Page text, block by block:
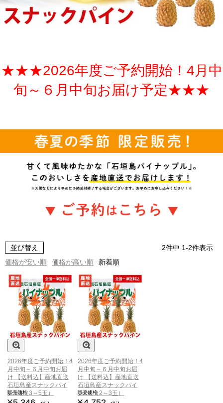
★★★2026年度ご予約開始！4月中
旬～６月中旬お届け予定★★★
並び替え
価格が安い順
価格が高い順 新着順
2件中 1-2件表示
2026年度ご予約開始！4
月中旬～６月中旬お届
け
【送料込】産地直送
石垣島産スナックパイ
ン3㎏（3～5玉）
販売価格
2026年度ご予約開始！4
月中旬～６月中旬お届
け
【送料込】産地直送
石垣島産スナックパイ
ン2㎏（2～3玉）
販売価格